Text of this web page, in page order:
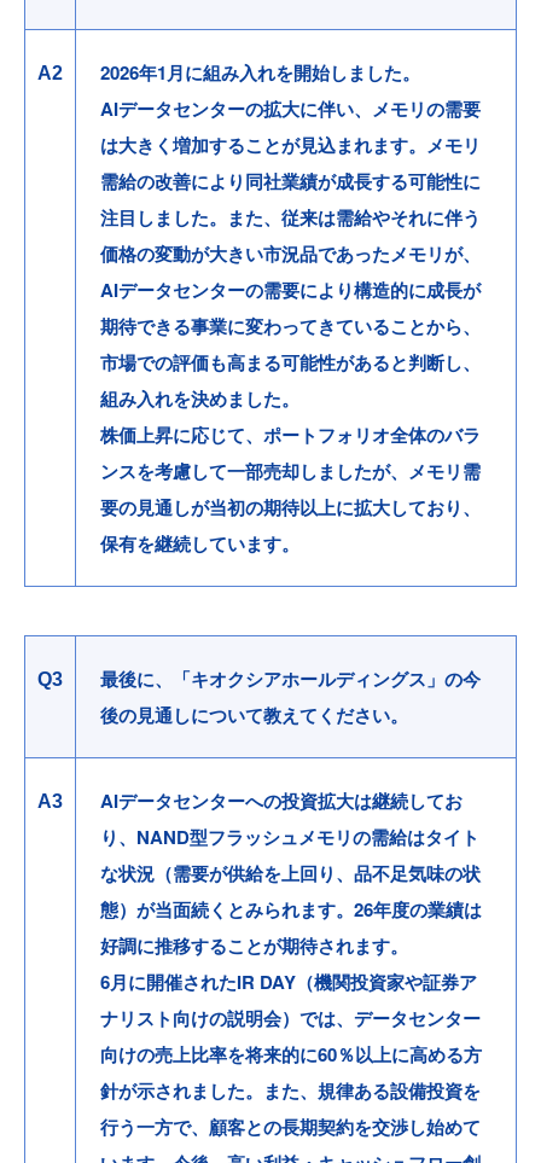
A2
2026年1月に組み入れを開始しました。
AIデータセンターの拡大に伴い、メモリの需要
は大きく増加することが見込まれます。メモリ
需給の改善により同社業績が成長する可能性に
注目しました。また、従来は需給やそれに伴う
価格の変動が大きい市況品であったメモリが、
AIデータセンターの需要により構造的に成長が
期待できる事業に変わってきていることから、
市場での評価も高まる可能性があると判断し、
組み入れを決めました。
株価上昇に応じて、ポートフォリオ全体のバラ
ンスを考慮して一部売却しましたが、メモリ需
要の見通しが当初の期待以上に拡大しており、
保有を継続しています。
Q3
最後に、「キオクシアホールディングス」の今
後の見通しについて教えてください。
A3
AIデータセンターへの投資拡大は継続してお
り、NAND型フラッシュメモリの需給はタイト
な状況（需要が供給を上回り、品不足気味の状
態）が当面続くとみられます。26年度の業績は
好調に推移することが期待されます。
6月に開催されたIR DAY（機関投資家や証券ア
ナリスト向けの説明会）では、データセンター
向けの売上比率を将来的に60％以上に高める方
針が示されました。また、規律ある設備投資を
行う一方で、顧客との長期契約を交渉し始めて